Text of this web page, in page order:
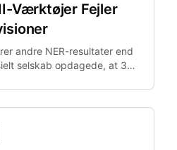
Værktøjer Fejler
andre NER-resultater end
selskab opdagede, at 3%
— et direkte revisionsfund